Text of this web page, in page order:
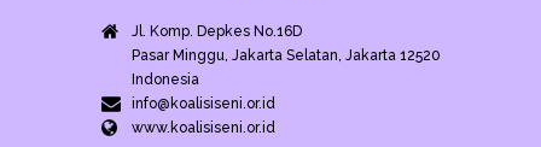
Jl. Komp. Depkes No.16D
Pasar Minggu, Jakarta Selatan, Jakarta 12520
Indonesia
info@koalisiseni.or.id
www.koalisiseni.or.id